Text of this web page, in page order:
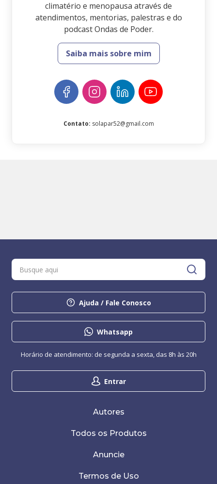
climatério e menopausa através de
atendimentos, mentorias, palestras e do
podcast Ondas de Poder.
Saiba mais sobre mim
Contato: solapar52@gmail.com
Ajuda / Fale Conosco
Whatsapp
Entrar
Horário de atendimento: de segunda a sexta, das 8h às 20h
Autores
Todos os Produtos
Anuncie
Termos de Uso